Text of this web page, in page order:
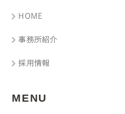
HOME
事務所紹介
採用情報
MENU